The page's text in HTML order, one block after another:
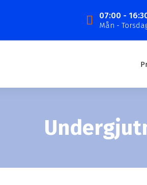
07:00 -
Mån -